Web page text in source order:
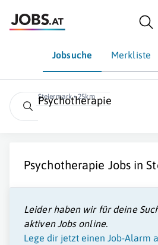
Jobsuche Merkliste
Steiermark • 25km
Psychotherapie
Psychotherapie Jobs in
Leider haben wir für deine
aktiven Jobs online.
Lege dir jetzt einen Job-Alarm